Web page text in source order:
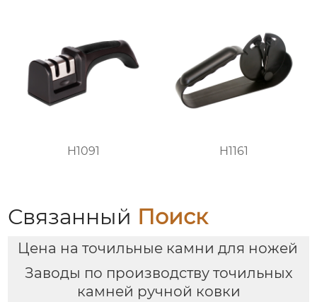
H1091 H1161
Связанный Поиск
Цена на точильные камни для ножей
Заводы по производству точильных
камней ручной ковки